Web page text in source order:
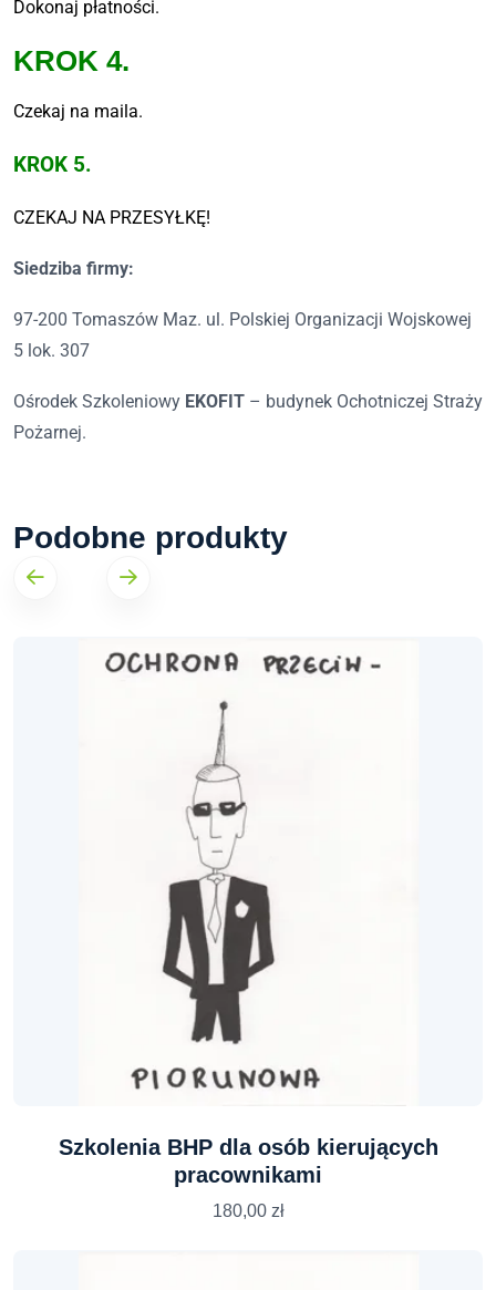
Dokonaj płatności.
KROK 4.
Czekaj na maila.
KROK 5.
CZEKAJ NA PRZESYŁKĘ!
Siedziba firmy:
97-200 Tomaszów Maz. ul. Polskiej Organizacji Wojskowej
5 lok. 307
Ośrodek Szkoleniowy EKOFIT – budynek Ochotniczej Straży
Pożarnej.
Podobne produkty
Szkolenia BHP dla osób kierujących
pracownikami
180,00 zł